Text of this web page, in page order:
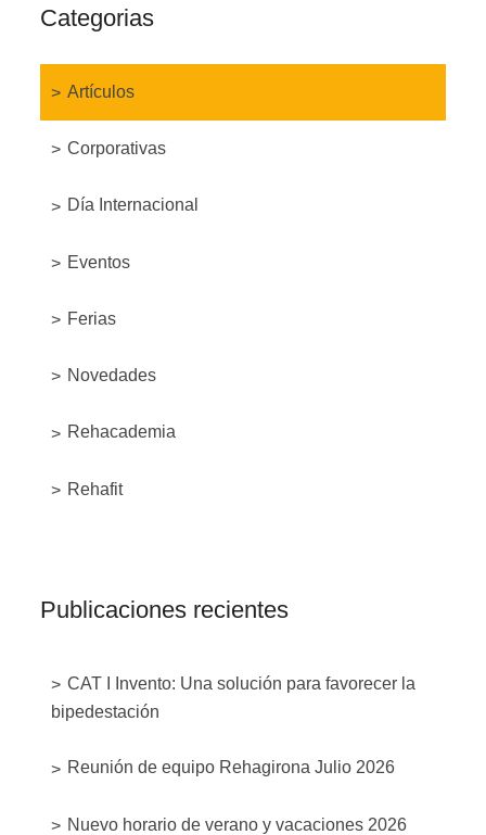
Categorias
Artículos
Corporativas
Día Internacional
Eventos
Ferias
Novedades
Rehacademia
Rehafit
Publicaciones recientes
CAT I Invento: Una solución para favorecer la
bipedestación
Reunión de equipo Rehagirona Julio 2026
Nuevo horario de verano y vacaciones 2026